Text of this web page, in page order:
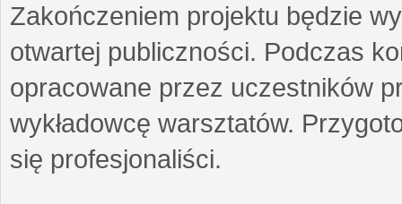
Zakończeniem projektu będzie
otwartej publiczności. Podczas
opracowane przez uczestników
wykładowcę warsztatów.
się profesjonaliści.